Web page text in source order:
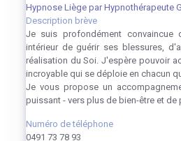
Hypnose Liège par Hypnothérapeute
Description brève
Je suis profondément convaincue
intérieur de guérir ses blessures,
réalisation du Soi. J'espère pouvoir
incroyable qui se déploie en chacun
Je vous propose un
puissant - vers plus de bien-être et de
Numéro de téléphone
0491 73 78 93